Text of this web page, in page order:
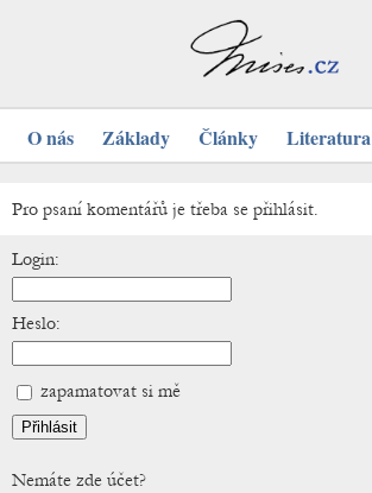
O nás Základy Články Literatura
Pro psaní komentářů je třeba se přihlásit.
Login:
Heslo:
zapamatovat si mě
Nemáte zde účet?